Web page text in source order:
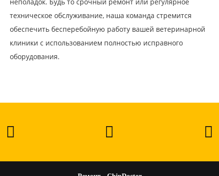
техническое обслуживание, наша команда стремится
обеспечить бесперебойную работу вашей ветеринарной
клиники с использованием полностью исправного
оборудования.